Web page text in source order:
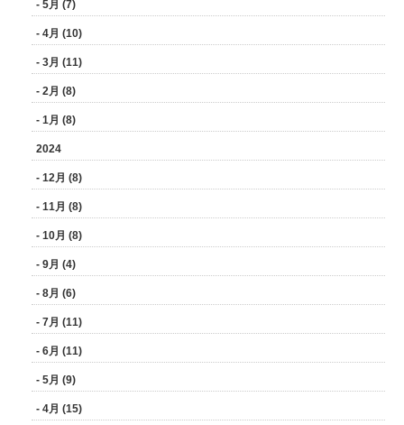
- 5月 (7)
- 4月 (10)
- 3月 (11)
- 2月 (8)
- 1月 (8)
2024
- 12月 (8)
- 11月 (8)
- 10月 (8)
- 9月 (4)
- 8月 (6)
- 7月 (11)
- 6月 (11)
- 5月 (9)
- 4月 (15)